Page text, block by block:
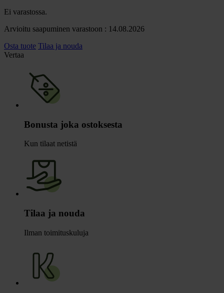
Ei varastossa.
Arvioitu saapuminen varastoon : 14.08.2026
Osta tuote Tilaa ja nouda
Vertaa
Bonusta joka ostoksesta
Kun tilaat netistä
Tilaa ja nouda
Ilman toimituskuluja